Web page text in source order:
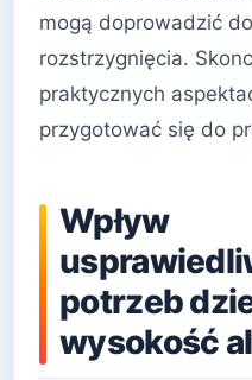
mogą doprowadzić
rozstrzygnięcia.
praktycznych
przygotować się do
Wpływ
potrzeb
wysokość